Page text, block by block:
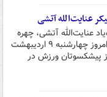
عنایت‌الله آتشی
عنایت‌الله آتشی، چهره
ماندگار بسکتبال ایران امروز چهارشنبه ۹ اردیبهشت
از پیشکسوتان ورزش در